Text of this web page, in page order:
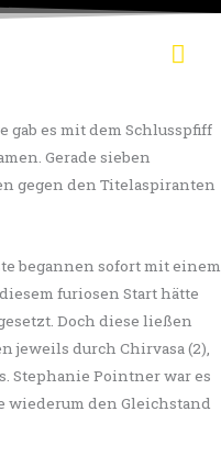
gab es mit dem Schlusspfiff
Gerade sieben
gegen den Titelaspiranten
begannen sofort mit einem
furiosen Start hätte
Doch diese ließen
durch Chirvasa (2),
Stephanie Pointner war es
wiederum den Gleichstand